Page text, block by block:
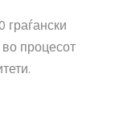
граѓански
процесот